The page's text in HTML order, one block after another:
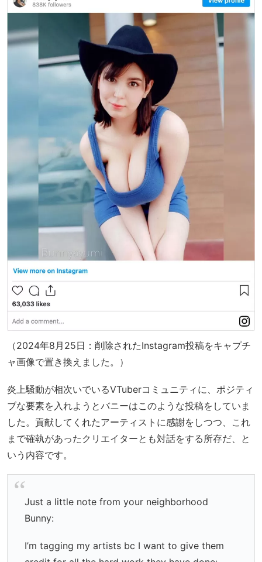
（2024年8月25日：削除されたInstagram投稿をキャプチ
ャ画像で置き換えました。）
炎上騒動が相次いでいるVTuberコミュニティに、ポジティ
ブな要素を入れようとバニーはこのような投稿をしていま
した。貢献してくれたアーティストに感謝をしつつ、これ
まで確執があったクリエイターとも対話をする所存だ、と
いう内容です。
Just a little note from your neighborhood
Bunny:
I’m tagging my artists bc I want to give them